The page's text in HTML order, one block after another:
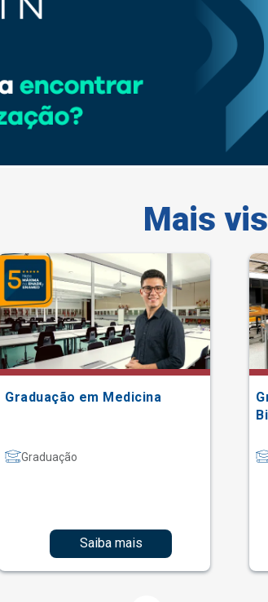
Mais
Graduação em Medicina
Graduação
Saiba mais